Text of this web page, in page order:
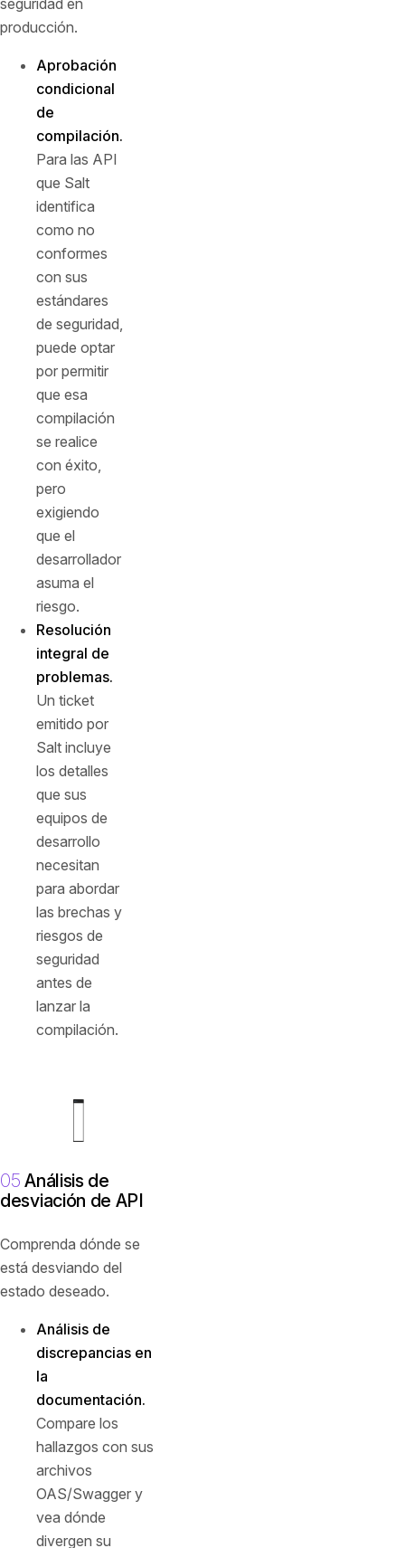
seguridad en
producción.
Aprobación
condicional
de
compilación.
Para las API
que Salt
identifica
como no
conformes
con sus
estándares
de seguridad,
puede optar
por permitir
que esa
compilación
se realice
con éxito,
pero
exigiendo
que el
desarrollador
asuma el
riesgo.
Resolución
integral de
problemas.
Un ticket
emitido por
Salt incluye
los detalles
que sus
equipos de
desarrollo
necesitan
para abordar
las brechas y
riesgos de
seguridad
antes de
lanzar la
compilación.
05Análisis de
desviación de API
Comprenda dónde se
está desviando del
estado deseado.
Análisis de
discrepancias en
la
documentación.
Compare los
hallazgos con sus
archivos
OAS/Swagger y
vea dónde
divergen su